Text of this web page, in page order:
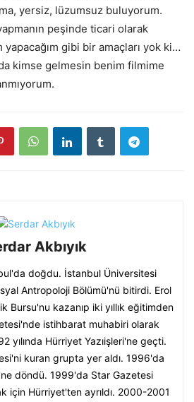
yersiz, lüzumsuz buluyorum.
peşinde ticari olarak
gibi bir amaçları yok ki…
kimse gelmesin benim filmime
Akbıyık
doğdu. İstanbul Üniversitesi
Antropoloji Bölümü'nü bitirdi. Erol
Bursu'nu kazanıp iki yıllık eğitimden
istihbarat muhabiri olarak
yılında Hürriyet Yazıişleri'ne geçti.
kuran grupta yer aldı. 1996'da
döndü. 1999'da Star Gazetesi
için Hürriyet'ten ayrıldı. 2000-2001